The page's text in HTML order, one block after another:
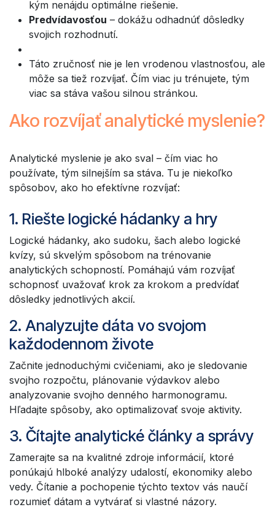
kým nenájdu optimálne riešenie.
Predvídavosťou – dokážu odhadnúť dôsledky
svojich rozhodnutí.
Táto zručnosť nie je len vrodenou vlastnosťou, ale
môže sa tiež rozvíjať. Čím viac ju trénujete, tým
viac sa stáva vašou silnou stránkou.
Ako rozvíjať analytické myslenie?
Analytické myslenie je ako sval – čím viac ho
používate, tým silnejším sa stáva. Tu je niekoľko
spôsobov, ako ho efektívne rozvíjať:
1. Riešte logické hádanky a hry
Logické hádanky, ako sudoku, šach alebo logické
kvízy, sú skvelým spôsobom na trénovanie
analytických schopností. Pomáhajú vám rozvíjať
schopnosť uvažovať krok za krokom a predvídať
dôsledky jednotlivých akcií.
2. Analyzujte dáta vo svojom
každodennom živote
Začnite jednoduchými cvičeniami, ako je sledovanie
svojho rozpočtu, plánovanie výdavkov alebo
analyzovanie svojho denného harmonogramu.
Hľadajte spôsoby, ako optimalizovať svoje aktivity.
3. Čítajte analytické články a správy
Zamerajte sa na kvalitné zdroje informácií, ktoré
ponúkajú hlboké analýzy udalostí, ekonomiky alebo
vedy. Čítanie a pochopenie týchto textov vás naučí
rozumieť dátam a vytvárať si vlastné názory.